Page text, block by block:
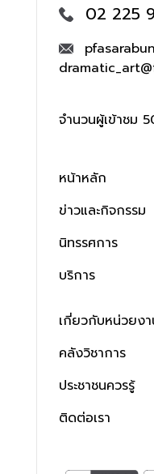
02 225
จำนวนผู้เข้าชม
หน้าหลัก
ข่าวและกิจกรรม
นิทรรศการ
บริการ
เกี่ยวกับหน่วยง
คลังวิชาการ
ประชาชนควรรู้
ติดต่อเรา